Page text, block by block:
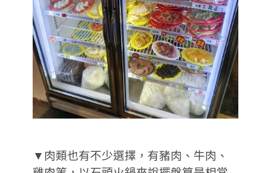
▼肉類也有不少選擇，有豬肉、牛肉、